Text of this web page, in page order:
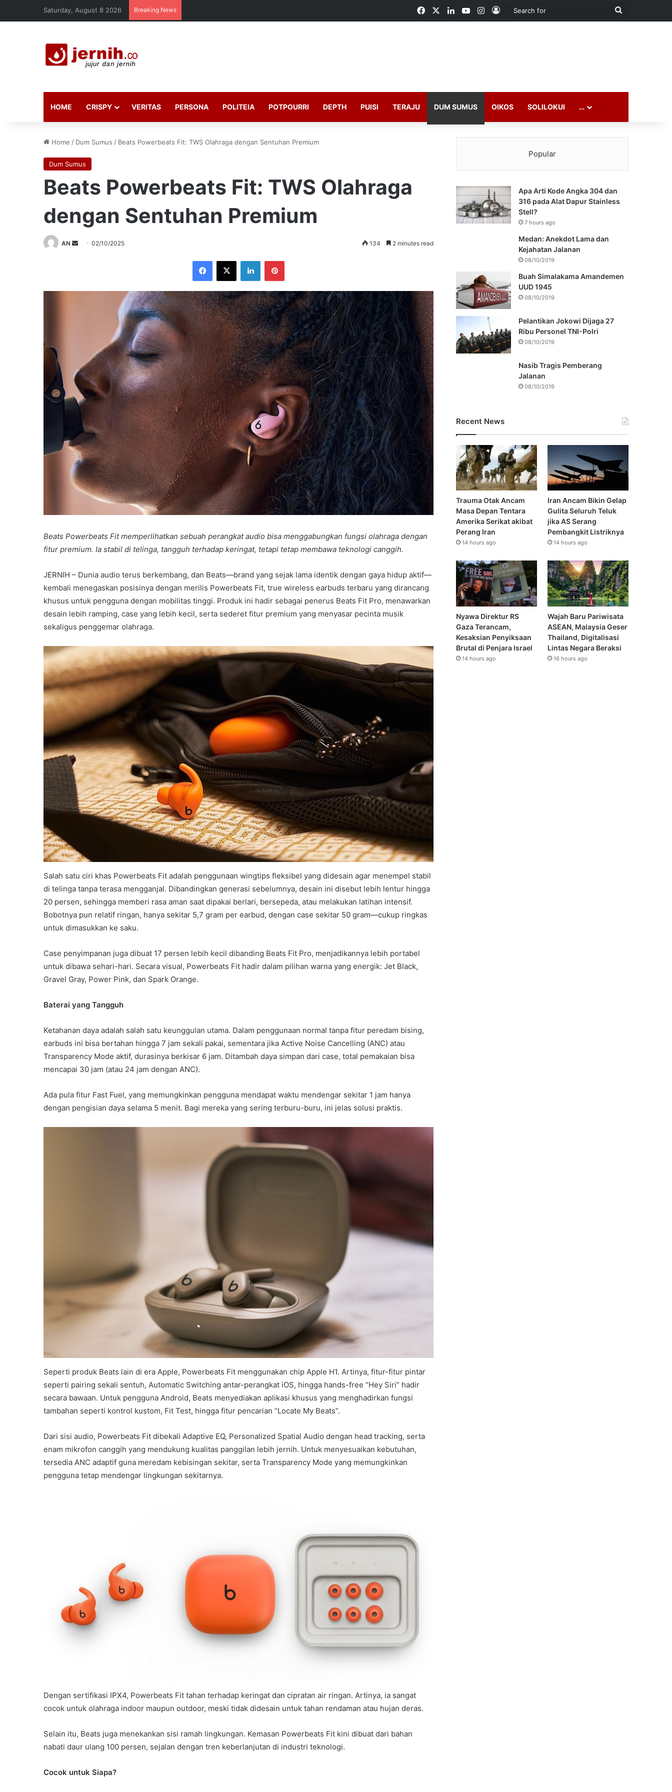
Saturday, August 8 2026 Breaking News FacebookLinkedInYouTubeInstagram
Log In
Search
HOME CRISPY VERITAS PERSONA POLITEIA POTPOURRI DEPTH PUISI TERAJU DUM SUMUS OIKOS SOLILOKUI …
Home / Dum Sumus / Beats Powerbeats Fit: TWS Olahraga dengan Sentuhan Premium
Dum Sumus
Beats Powerbeats Fit: TWS Olahraga
dengan Sentuhan Premium
AN
Send02/10/2025 134 2 minutes read
Facebook
X LinkedInPinterest
Beats Powerbeats Fit memperlihatkan sebuah perangkat audio bisa menggabungkan fungsi olahraga dengan
fitur premium. Ia stabil di telinga, tangguh terhadap keringat, tetapi tetap membawa teknologi canggih.
JERNIH – Dunia audio terus berkembang, dan Beats—brand yang sejak lama identik dengan gaya hidup aktif—
kembali menegaskan posisinya dengan merilis Powerbeats Fit, true wireless earbuds terbaru yang dirancang
khusus untuk pengguna dengan mobilitas tinggi. Produk ini hadir sebagai penerus Beats Fit Pro, menawarkan
desain lebih ramping, case yang lebih kecil, serta sederet fitur premium yang menyasar pecinta musik
sekaligus penggemar olahraga.
Salah satu ciri khas Powerbeats Fit adalah penggunaan wingtips fleksibel yang didesain agar menempel stabil
di telinga tanpa terasa mengganjal. Dibandingkan generasi sebelumnya, desain ini disebut lebih lentur hingga
20 persen, sehingga memberi rasa aman saat dipakai berlari, bersepeda, atau melakukan latihan intensif.
Bobotnya pun relatif ringan, hanya sekitar 5,7 gram per earbud, dengan case sekitar 50 gram—cukup ringkas
untuk dimasukkan ke saku.
Case penyimpanan juga dibuat 17 persen lebih kecil dibanding Beats Fit Pro, menjadikannya lebih portabel
untuk dibawa sehari-hari. Secara visual, Powerbeats Fit hadir dalam pilihan warna yang energik: Jet Black,
Gravel Gray, Power Pink, dan Spark Orange.
Baterai yang Tangguh
Ketahanan daya adalah salah satu keunggulan utama. Dalam penggunaan normal tanpa fitur peredam bising,
earbuds ini bisa bertahan hingga 7 jam sekali pakai, sementara jika Active Noise Cancelling (ANC) atau
Transparency Mode aktif, durasinya berkisar 6 jam. Ditambah daya simpan dari case, total pemakaian bisa
mencapai 30 jam (atau 24 jam dengan ANC).
Ada pula fitur Fast Fuel, yang memungkinkan pengguna mendapat waktu mendengar sekitar 1 jam hanya
dengan pengisian daya selama 5 menit. Bagi mereka yang sering terburu-buru, ini jelas solusi praktis.
Seperti produk Beats lain di era Apple, Powerbeats Fit menggunakan chip Apple H1. Artinya, fitur-fitur pintar
seperti pairing sekali sentuh, Automatic Switching antar-perangkat iOS, hingga hands-free “Hey Siri” hadir
secara bawaan. Untuk pengguna Android, Beats menyediakan aplikasi khusus yang menghadirkan fungsi
tambahan seperti kontrol kustom, Fit Test, hingga fitur pencarian “Locate My Beats”.
Dari sisi audio, Powerbeats Fit dibekali Adaptive EQ, Personalized Spatial Audio dengan head tracking, serta
enam mikrofon canggih yang mendukung kualitas panggilan lebih jernih. Untuk menyesuaikan kebutuhan,
tersedia ANC adaptif guna meredam kebisingan sekitar, serta Transparency Mode yang memungkinkan
pengguna tetap mendengar lingkungan sekitarnya.
Dengan sertifikasi IPX4, Powerbeats Fit tahan terhadap keringat dan cipratan air ringan. Artinya, ia sangat
cocok untuk olahraga indoor maupun outdoor, meski tidak didesain untuk tahan rendaman atau hujan deras.
Selain itu, Beats juga menekankan sisi ramah lingkungan. Kemasan Powerbeats Fit kini dibuat dari bahan
nabati daur ulang 100 persen, sejalan dengan tren keberlanjutan di industri teknologi.
Cocok untuk Siapa?
Popular
Apa Arti Kode Angka 304 dan
316 pada Alat Dapur Stainless
Stell?
7 hours ago
Medan: Anekdot Lama dan
Kejahatan Jalanan
08/10/2019
Buah Simalakama Amandemen
UUD 1945
08/10/2019
Pelantikan Jokowi Dijaga 27
Ribu Personel TNI-Polri
08/10/2019
Nasib Tragis Pemberang
Jalanan
08/10/2019
Recent News
Trauma Otak Ancam
Masa Depan Tentara
Amerika Serikat akibat
Perang Iran
14 hours ago
Iran Ancam Bikin Gelap
Gulita Seluruh Teluk
jika AS Serang
Pembangkit Listriknya
14 hours ago
Nyawa Direktur RS
Gaza Terancam,
Kesaksian Penyiksaan
Brutal di Penjara Israel
14 hours ago
Wajah Baru Pariwisata
ASEAN, Malaysia Geser
Thailand, Digitalisasi
Lintas Negara Beraksi
16 hours ago